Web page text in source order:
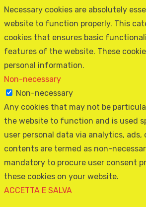
Necessary cookies are absolutely
website to function properly. This
cookies that ensures basic
features of the website. These
personal information.
Non-necessary
Non-necessary
Any cookies that may not be
the website to function and is used
user personal data via analytics, ads,
contents are termed as non-
mandatory to procure user consent
these cookies on your website.
ACCETTA E SALVA